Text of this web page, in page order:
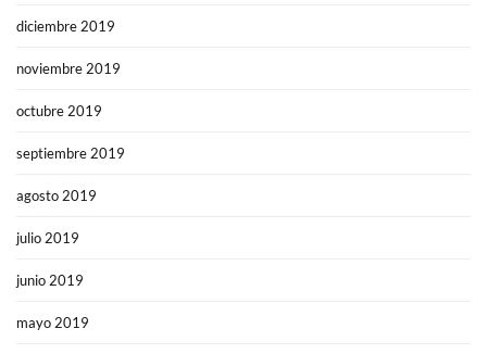
diciembre 2019
noviembre 2019
octubre 2019
septiembre 2019
agosto 2019
julio 2019
junio 2019
mayo 2019